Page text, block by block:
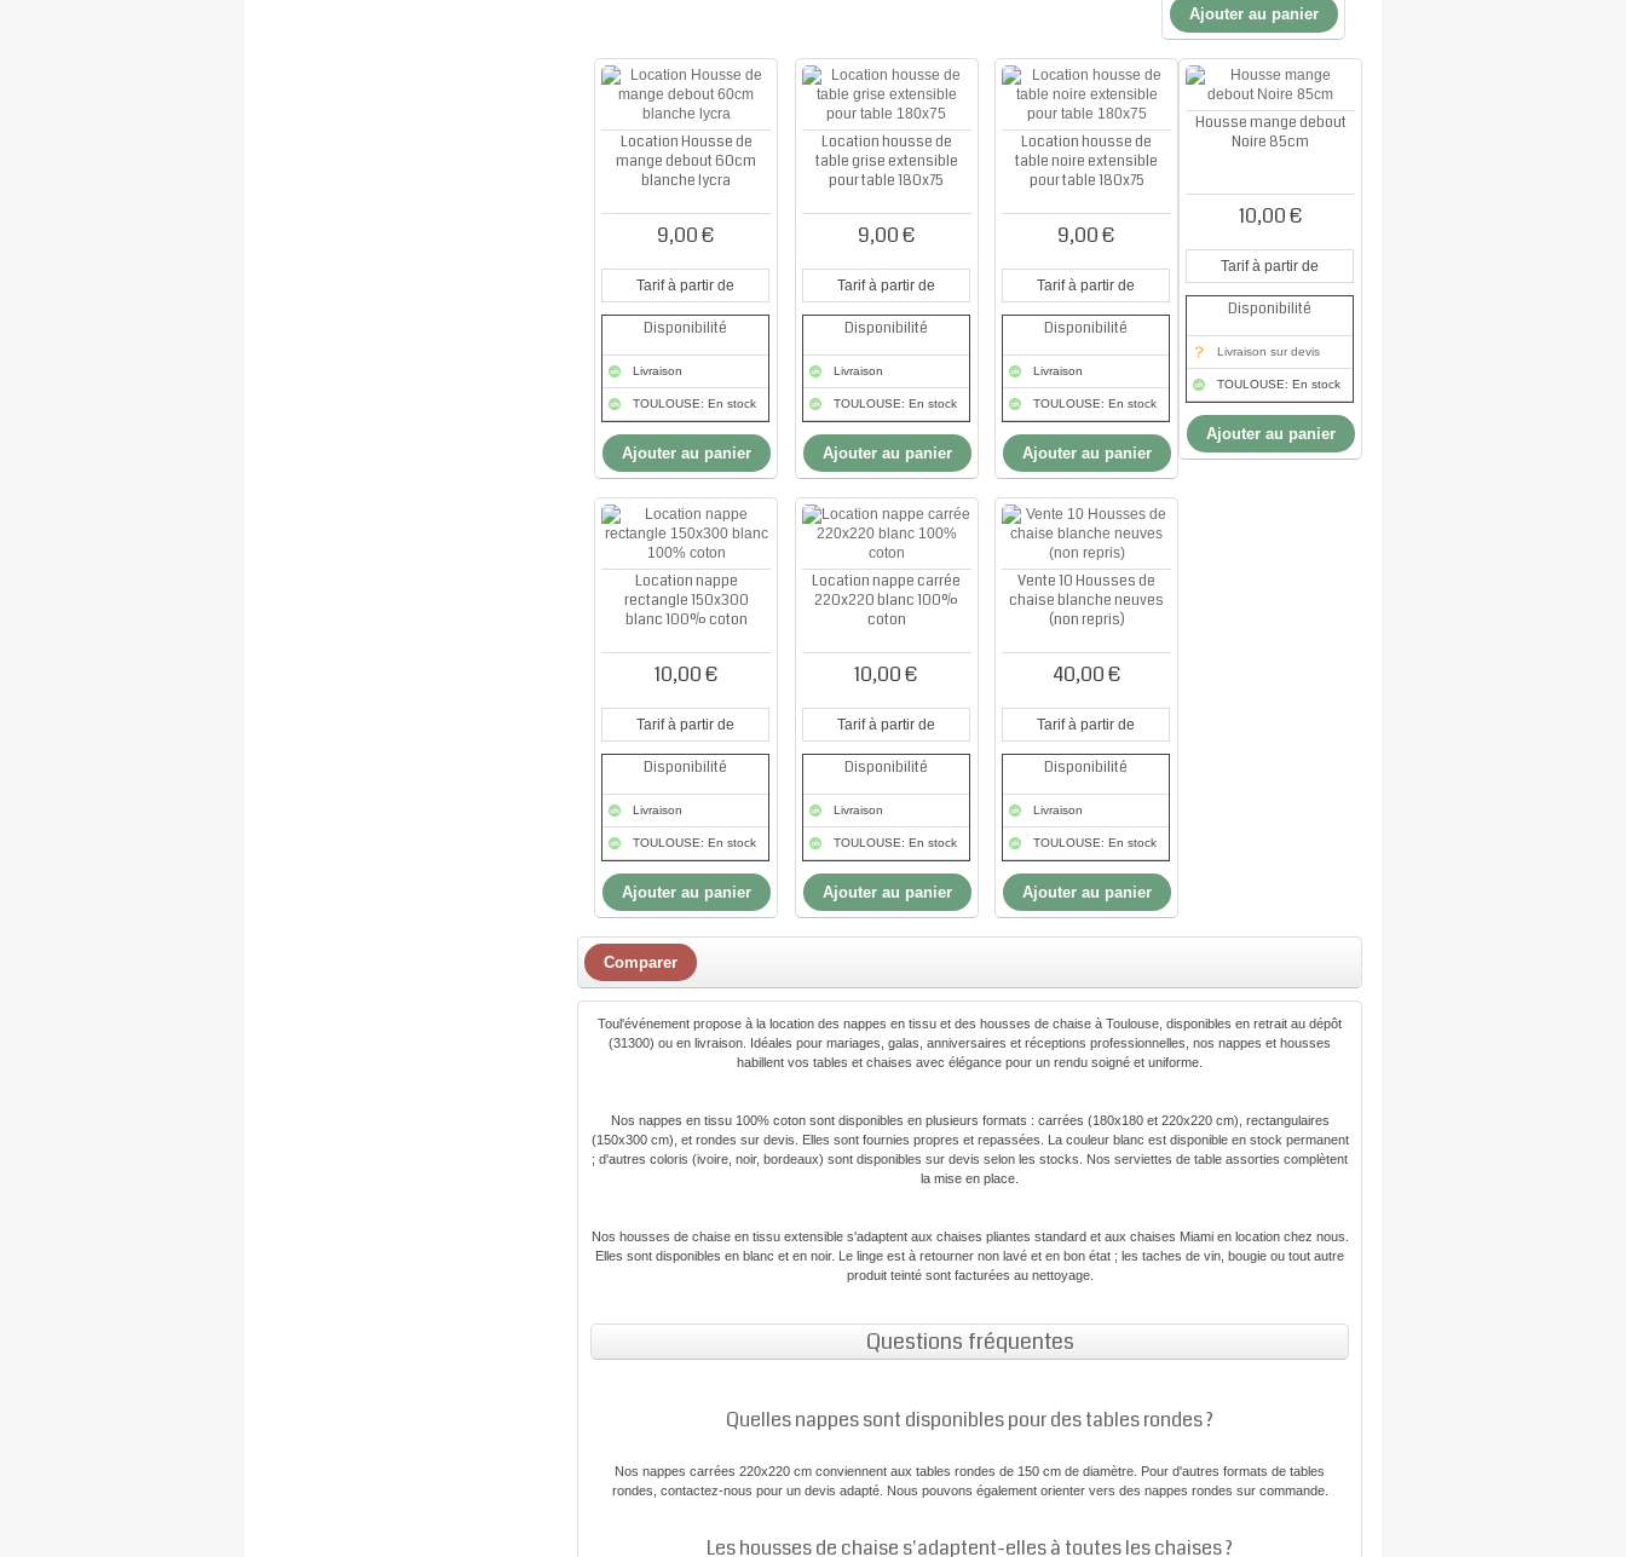
Ajouter au panier
Location Housse de
mange debout 60cm
blanche lycra
9,00 €
Tarif à partir de
Disponibilité
Livraison
TOULOUSE: En stock
Ajouter au panier
Location housse de
table grise extensible
pour table 180x75
9,00 €
Tarif à partir de
Disponibilité
Livraison
TOULOUSE: En stock
Ajouter au panier
Location housse de
table noire extensible
pour table 180x75
9,00 €
Tarif à partir de
Disponibilité
Livraison
TOULOUSE: En stock
Ajouter au panier
Housse mange debout
Noire 85cm
10,00 €
Tarif à partir de
Disponibilité
Livraison sur devis
TOULOUSE: En stock
Ajouter au panier
Location nappe
rectangle 150x300
blanc 100% coton
10,00 €
Tarif à partir de
Disponibilité
Livraison
TOULOUSE: En stock
Ajouter au panier
Location nappe carrée
220x220 blanc 100%
coton
10,00 €
Tarif à partir de
Disponibilité
Livraison
TOULOUSE: En stock
Ajouter au panier
Vente 10 Housses de
chaise blanche neuves
(non repris)
40,00 €
Tarif à partir de
Disponibilité
Livraison
TOULOUSE: En stock
Ajouter au panier
Toul'événement propose à la location des nappes en tissu et des housses de chaise à Toulouse, disponibles en retrait au dépôt
(31300) ou en livraison. Idéales pour mariages, galas, anniversaires et réceptions professionnelles, nos nappes et housses
habillent vos tables et chaises avec élégance pour un rendu soigné et uniforme.
Nos nappes en tissu 100% coton sont disponibles en plusieurs formats : carrées (180x180 et 220x220 cm), rectangulaires
(150x300 cm), et rondes sur devis. Elles sont fournies propres et repassées. La couleur blanc est disponible en stock permanent
; d'autres coloris (ivoire, noir, bordeaux) sont disponibles sur devis selon les stocks. Nos serviettes de table assorties complètent
la mise en place.
Nos housses de chaise en tissu extensible s'adaptent aux chaises pliantes standard et aux chaises Miami en location chez nous.
Elles sont disponibles en blanc et en noir. Le linge est à retourner non lavé et en bon état ; les taches de vin, bougie ou tout autre
produit teinté sont facturées au nettoyage.
Questions fréquentes
Quelles nappes sont disponibles pour des tables rondes ?
Nos nappes carrées 220x220 cm conviennent aux tables rondes de 150 cm de diamètre. Pour d'autres formats de tables
rondes, contactez-nous pour un devis adapté. Nous pouvons également orienter vers des nappes rondes sur commande.
Les housses de chaise s'adaptent-elles à toutes les chaises ?